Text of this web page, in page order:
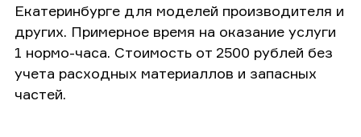
Екатеринбурге для моделей производителя и
других. Примерное время на оказание услуги
1 нормо-часа. Стоимость от 2500 рублей без
учета расходных материаллов и запасных
частей.